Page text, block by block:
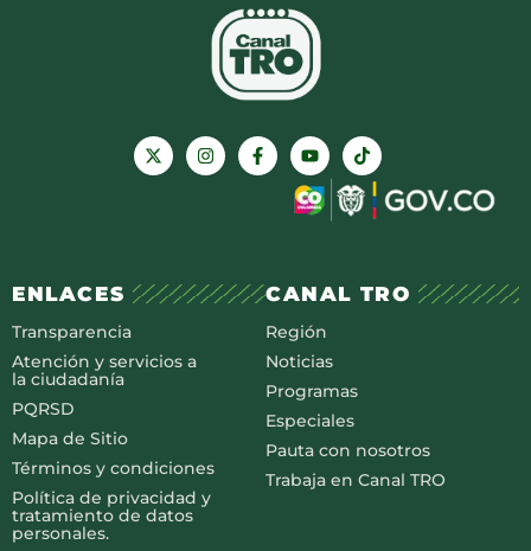
ENLACES
Transparencia
Atención y servicios a
la ciudadanía
PQRSD
Mapa de Sitio
Términos y condiciones
Política de privacidad y
tratamiento de datos
personales.
CANAL TRO
Región
Noticias
Programas
Especiales
Pauta con nosotros
Trabaja en Canal TRO